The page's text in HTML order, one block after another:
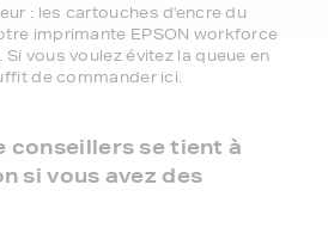
: les cartouches d'encre du
imprimante EPSON workforce
vous voulez évitez la queue en
de commander ici.
conseillers se tient à
si vous avez des